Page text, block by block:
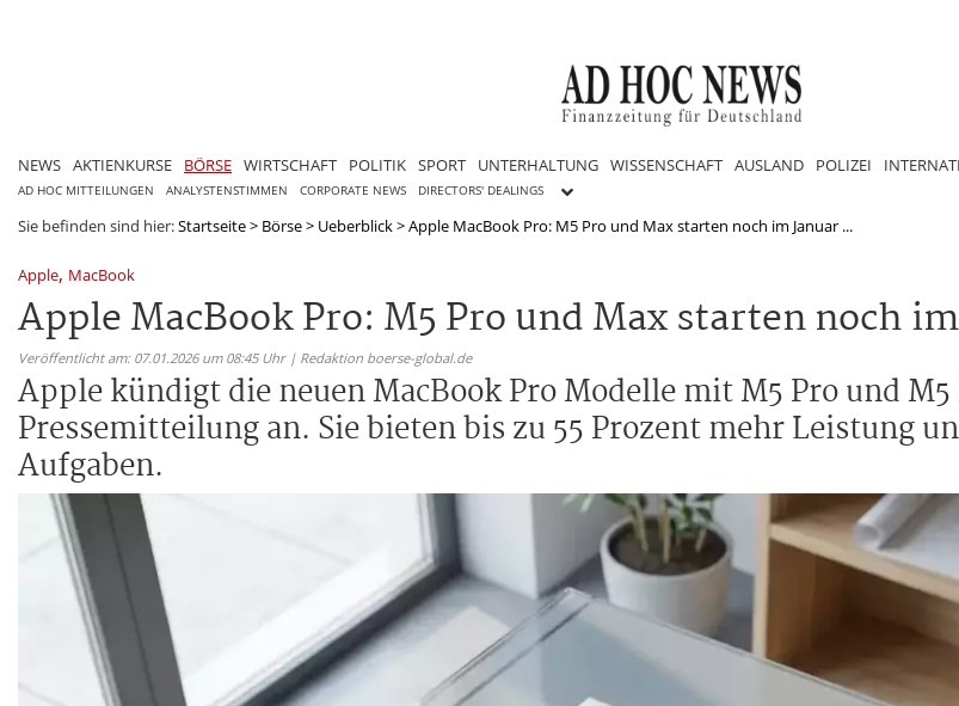
NEWS AKTIENKURSE BÖRSE WIRTSCHAFT POLITIK SPORT UNTERHALTUNG WISSENSCHAFT AUSLAND POLIZEI
AD HOC MITTEILUNGEN ANALYSTENSTIMMEN CORPORATE NEWS DIRECTORS' DEALINGS
Sie befinden sind hier:Startseite> Börse> Ueberblick>Apple MacBook Pro: M5 Pro und Max starten noch im Januar ...
Apple, MacBook
Apple MacBook Pro: M5 Pro und Max starten noch
Veröffentlicht am: 07.01.2026 um 08:45 Uhr | Redaktion boerse-global.de
Apple kündigt die neuen MacBook Pro Modelle mit M5 Pro und
Pressemitteilung an. Sie bieten bis zu 55 Prozent mehr Leistung
Aufgaben.